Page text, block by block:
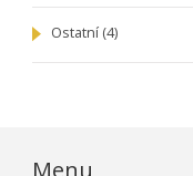
Ostatní (4)
Menu